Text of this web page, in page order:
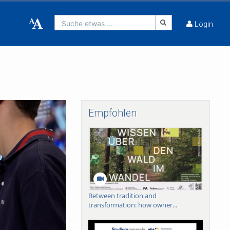
Suche etwas ... Login
Empfohlen
Between tradition and
transformation: how owner...